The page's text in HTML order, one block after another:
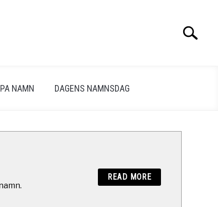
Search
NAMN DAGENS NAMNSDAG
READ MORE